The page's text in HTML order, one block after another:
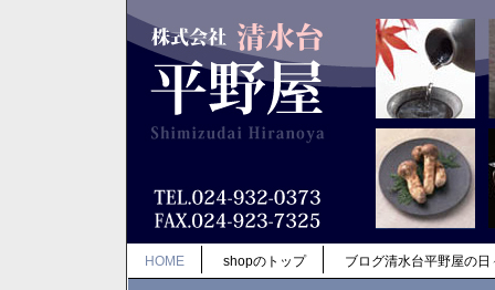
HOME shopのトップ ブログ清水台平野屋の日